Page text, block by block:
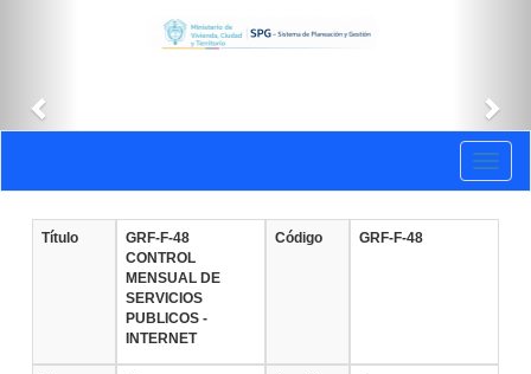
Título
GRF-F-48
CONTROL
MENSUAL DE
SERVICIOS
PUBLICOS -
INTERNET
Código GRF-F-48